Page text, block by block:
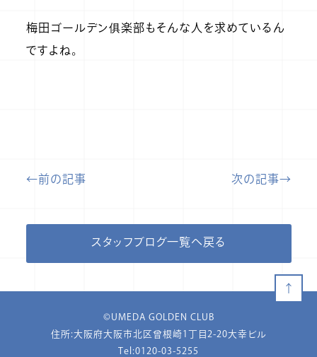
梅田ゴールデン俱楽部もそんな人を求めているん
ですよね。
←前の記事 次の記事→
スタッフブログ一覧へ戻る